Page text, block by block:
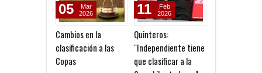
Cambios en la
clasificación a las
Copas
05
Mar
2026
Quinteros:
"Independiente tiene
que clasificar a la
11
Feb
2026